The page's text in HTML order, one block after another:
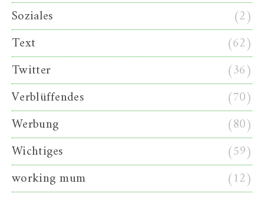
Soziales
(2)
Text
(62)
Twitter
(36)
Verblüffendes
(70)
Werbung
(80)
Wichtiges
(59)
working mum
(12)